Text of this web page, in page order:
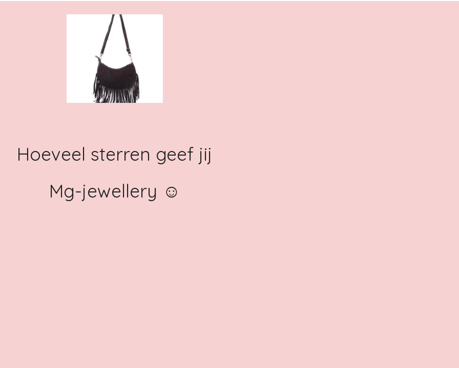
Hoeveel sterren geef jij
Mg-jewellery ☺️